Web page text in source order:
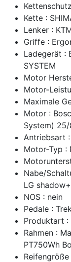
Kette :
Lenker :
Griffe :
Ladegerät :
SYSTEM
Motor
Motor-
Maximale
Motor :
System)
Antriebsart
Motor-Typ :
Nabe/
LG shadow+
NOS : nein
Pedale :
Produktart :
Rahmen :
PT750Wh